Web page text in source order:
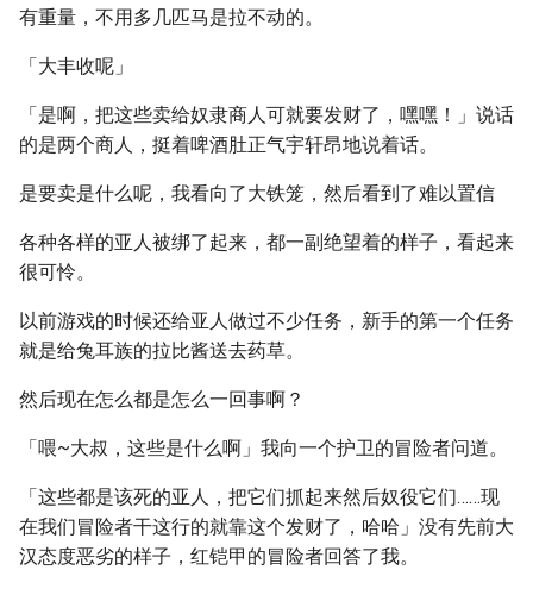
有重量，不用多几匹马是拉不动的。
「大丰收呢」
「是啊，把这些卖给奴隶商人可就要发财了，嘿嘿！」说话
的是两个商人，挺着啤酒肚正气宇轩昂地说着话。
是要卖是什么呢，我看向了大铁笼，然后看到了难以置信
各种各样的亚人被绑了起来，都一副绝望着的样子，看起来
很可怜。
以前游戏的时候还给亚人做过不少任务，新手的第一个任务
就是给兔耳族的拉比酱送去药草。
然后现在怎么都是怎么一回事啊？
「喂~大叔，这些是什么啊」我向一个护卫的冒险者问道。
「这些都是该死的亚人，把它们抓起来然后奴役它们……现
在我们冒险者干这行的就靠这个发财了，哈哈」没有先前大
汉态度恶劣的样子，红铠甲的冒险者回答了我。